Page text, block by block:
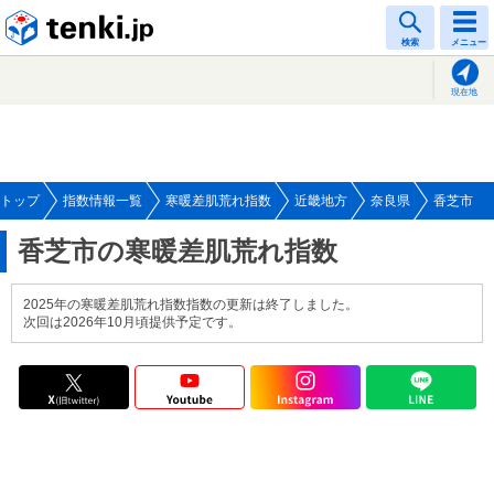
検索 メニュー
現在地
トップ 指数情報一覧 寒暖差肌荒れ指数 近畿地方 奈良県 香芝市
香芝市の寒暖差肌荒れ指数
2025年の寒暖差肌荒れ指数指数の更新は終了しました。
次回は2026年10月頃提供予定です。